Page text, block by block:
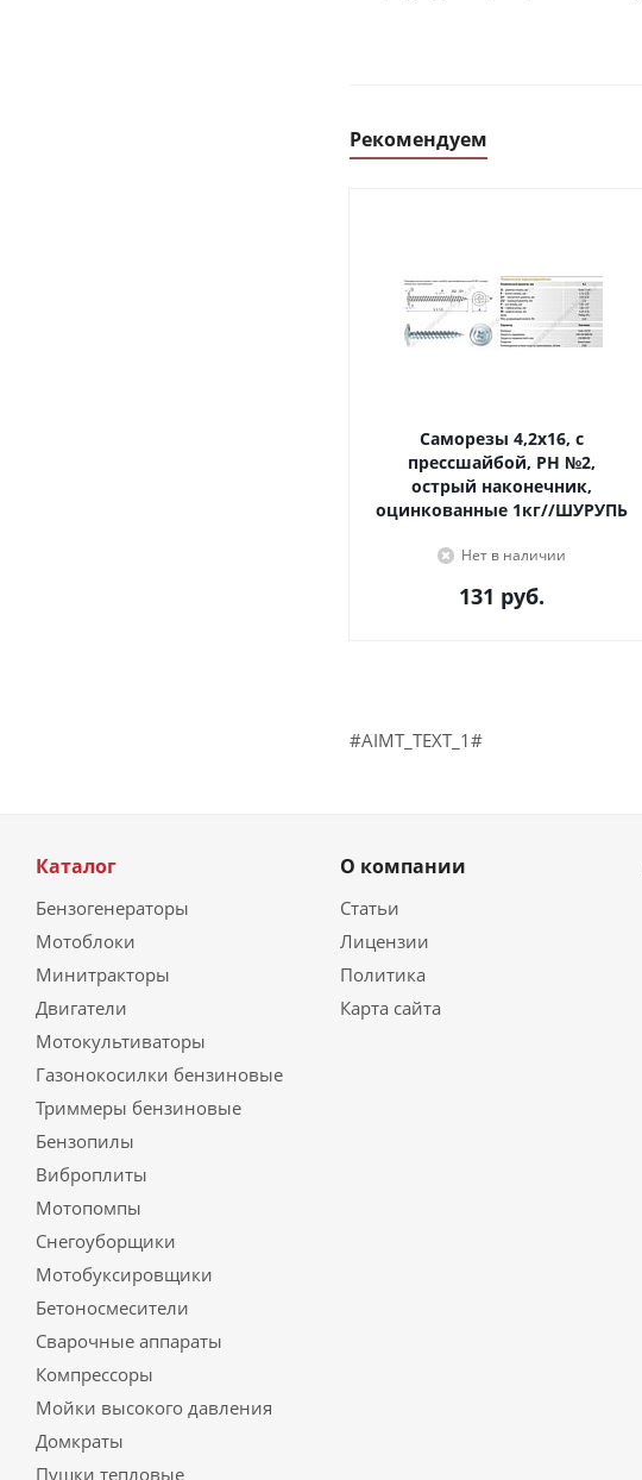
Рекомендуем
Саморезы 4,2х16, с
прессшайбой, PH №2,
острый наконечник,
оцинкованные 1кг//ШУРУПЬ
Нет в наличии
131 руб.
#AIMT_TEXT_1#
Каталог
Бензогенераторы
Мотоблоки
Минитракторы
Двигатели
Мотокультиваторы
Газонокосилки бензиновые
Триммеры бензиновые
Бензопилы
Виброплиты
Мотопомпы
Снегоуборщики
Мотобуксировщики
Бетоносмесители
Сварочные аппараты
Компрессоры
Мойки высокого давления
Домкраты
Пушки тепловые
О компании
Статьи
Лицензии
Политика
Карта сайта